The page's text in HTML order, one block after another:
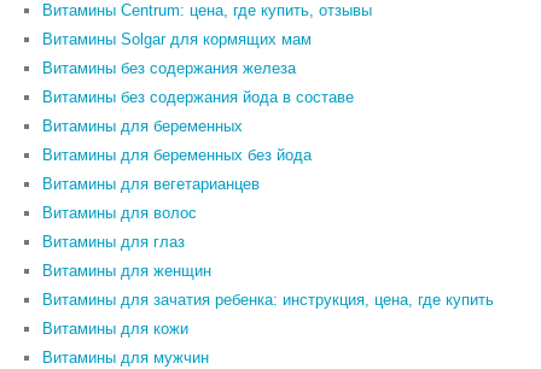
Витамины Centrum: цена, где купить, отзывы
Витамины Solgar для кормящих мам
Витамины без содержания железа
Витамины без содержания йода в составе
Витамины для беременных
Витамины для беременных без йода
Витамины для вегетарианцев
Витамины для волос
Витамины для глаз
Витамины для женщин
Витамины для зачатия ребенка: инструкция, цена, где купить
Витамины для кожи
Витамины для мужчин